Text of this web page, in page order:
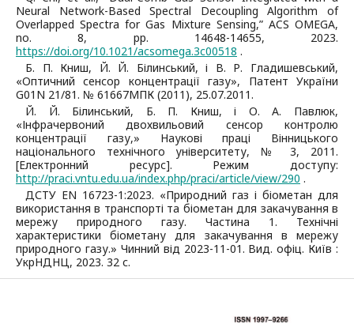
Neural Network-Based Spectral Decoupling Algorithm of
Overlapped Spectra for Gas Mixture Sensing,” ACS OMEGA,
no. 8, рр. 14648-14655, 2023.
https://doi.org/10.1021/acsomega.3c00518 .
Б. П. Книш, Й. Й. Білинський, і В. Р. Гладишевський,
«Оптичний сенсор концентрації газу», Патент України
G01N 21/81. № 61667МПК (2011), 25.07.2011.
Й. Й. Білинський, Б. П. Книш, і О. А. Павлюк,
«Інфрачервоний двохвильовий сенсор контролю
концентрації газу,» Наукові праці Вінницького
національного технічного університету, № 3, 2011.
[Електронний ресурс]. Режим доступу:
http://praci.vntu.edu.ua/index.php/praci/article/view/290 .
ДСТУ EN 16723-1:2023. «Природний газ і біометан для
використання в транспорті та біометан для закачування в
мережу природного газу. Частина 1. Технічні
характеристики біометану для закачування в мережу
природного газу.» Чинний від 2023-11-01. Вид. офіц. Київ :
УкрНДНЦ, 2023. 32 с.